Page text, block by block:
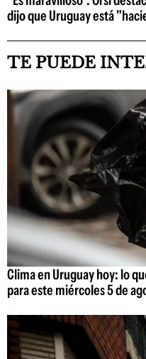
dijo que Uruguay está
TE PUEDE
Clima en Uruguay hoy: lo
para este miércoles 5 de